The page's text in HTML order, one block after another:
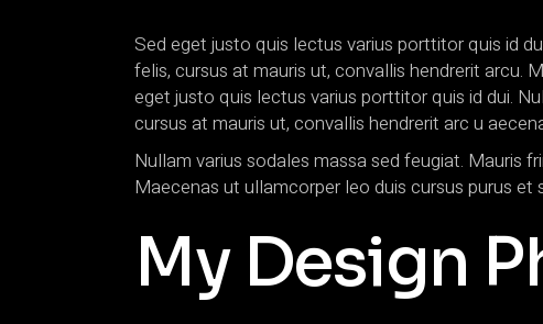
Sed eget justo quis lectus varius porttitor quis id
felis, cursus at mauris ut, convallis hendrerit arcu.
eget justo quis lectus varius porttitor quis id dui.
cursus at mauris ut, convallis hendrerit arc u
Nullam varius sodales massa sed feugiat. Mauris
Maecenas ut ullamcorper leo duis cursus purus et
My Design